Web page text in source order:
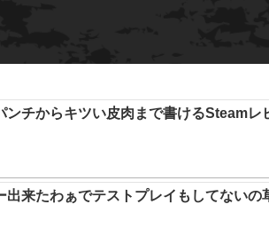
ンチからキツい皮肉まで書けるSteamレ
出来たわぁでテストプレイもしてないの